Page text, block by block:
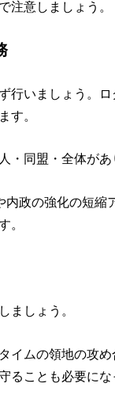
注意しましょう。
行いましょう。
す。
・同盟・全体があ
内政の強化の短縮
。
ましょう。
イムの領地の攻
ることも必要にな